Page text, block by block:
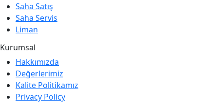
Saha Satış
Saha Servis
Liman
Kurumsal
Hakkımızda
Değerlerimiz
Kalite Politikamız
Privacy Policy